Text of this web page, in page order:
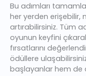
Bu adımları
her yerden erişebilir,
artırabilirsiniz. Tüm
oyunun keyfini
fırsatlarını
ödüllere
başlayanlar hem de